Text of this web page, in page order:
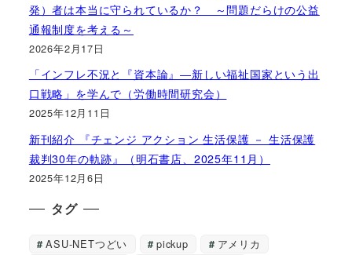
発）者は本当に守られているか？ ～問題だらけの公益
通報制度を考える～
2026年2月17日
「インフレ不況と『資本論』―新しい福祉国家という出
口戦略」を学んで（労働時間研究会）
2025年12月11日
新刊紹介 『チェンジ アクション 生活保護 － 生活保護
裁判30年の軌跡』（明石書店、2025年11月）
2025年12月6日
タグ
ASU-NETつどい pickup
アメリカ